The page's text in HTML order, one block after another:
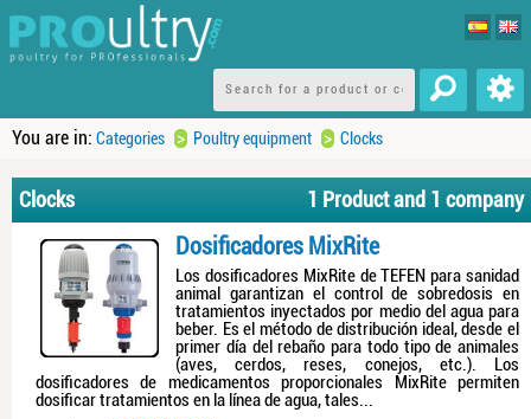
You are in: Categories > Poultry equipment > Clocks
Clocks 1 Product and 1 company
Dosificadores MixRite
Los dosificadores MixRite de TEFEN para sanidad
animal garantizan el control de sobredosis en
tratamientos inyectados por medio del agua para
beber. Es el método de distribución ideal, desde el
primer día del rebaño para todo tipo de animales
(aves, cerdos, reses, conejos, etc.). Los
dosificadores de medicamentos proporcionales MixRite permiten
dosificar tratamientos en la línea de agua, tales...